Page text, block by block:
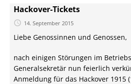
Hackover-Tickets
14. September 2015
Liebe Genossinnen und Genossen,
nach einigen Störungen im
Generalsekretär nun feierlich
Anmeldung für das Hackover 1915